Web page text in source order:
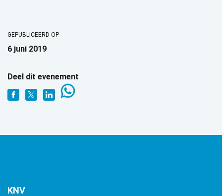
GEPUBLICEERD OP
6 juni 2019
Deel dit evenement
KNV